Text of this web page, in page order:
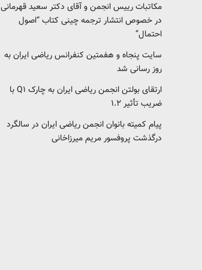
مکاتبات رییس انجمن و آقای دکتر سعید قهرمانی
در خصوص انتشار ترجمه چینی کتاب “اصول
احتمال”
سایت پنجاه و هفمتین کنفرانس ریاضی ایران به
روز رسانی شد
ارتقای بولتن انجمن ریاضی ایران به چارک Q1 با
ضریب تأثیر ۱.۲
پیام کمیته بانوان انجمن ریاضی ایران در سالگرد
درگذشت پروفسور مریم میرزاخانی